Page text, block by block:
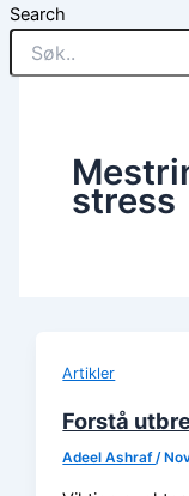
Search
stress
Artikler
Forstå
Adeel Ashraf /